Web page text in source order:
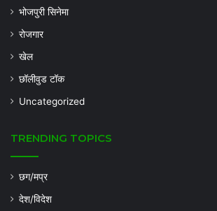
भोजपुरी सिनेमा
रोजगार
खेल
छॉलीवुड टॉक
Uncategorized
TRENDING TOPICS
छग/मप्र
देश/विदेश